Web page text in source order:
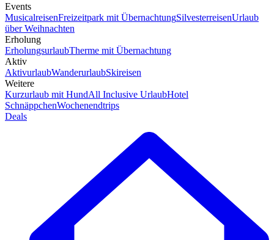
Events
MusicalreisenFreizeitpark mit ÜbernachtungSilvesterreisenUrlaub
über Weihnachten
Erholung
ErholungsurlaubTherme mit Übernachtung
Aktiv
AktivurlaubWanderurlaubSkireisen
Weitere
Kurzurlaub mit HundAll Inclusive UrlaubHotel
SchnäppchenWochenendtrips
Deals